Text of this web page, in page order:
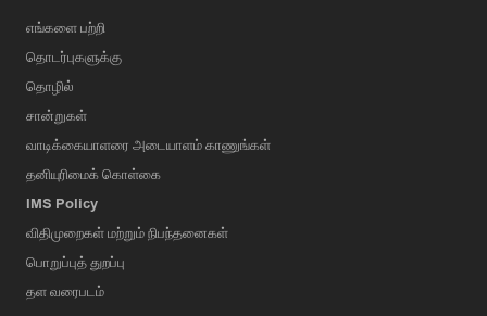
எங்களை பற்றி
தொடர்புகளுக்கு
தொழில்
சான்றுகள்
வாடிக்கையாளரை அடையாளம் காணுங்கள்
தனியுரிமைக் கொள்கை
IMS Policy
விதிமுறைகள் மற்றும் நிபந்தனைகள்
பொறுப்புத் துறப்பு
தள வரைபடம்